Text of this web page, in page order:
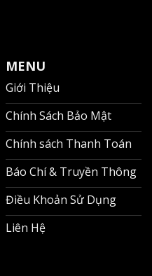
MENU
Giới Thiệu
Chính Sách Bảo Mật
Chính sách Thanh Toán
Báo Chí & Truyền Thông
Điều Khoản Sử Dụng
Liên Hệ